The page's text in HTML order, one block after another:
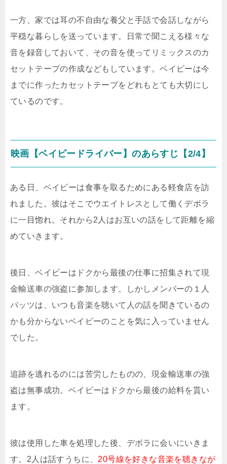
一方、家では耳の不自由な養父と手話で会話しながら
平穏な暮らしを送っています。日常で聞こえる様々な
音を録音しておいて、その音を使ってリミックスのカ
セットテープの作成などもしています。ベイビーは今
までに作ったカセットテープをどれもとても大切にし
ているのです。
映画【ベイビードライバー】のあらすじ【2/4】
ある日、ベイビーは食事を取るためにある軽食店を訪
れました。彼はそこでウエイトレスとして働くデボラ
に一目惚れ。それから2人はお互いの話をして距離を縮
めていきます。
後日、ベイビーはドクから最後の仕事に招集されて現
金輸送車の強盗に参加します。しかしメンバーの１人
バッツは、いつも音楽を聴いて人の話を聞きているの
かも分からないベイビーのことを気に入っていません
でした。
追跡を逃れるのには苦労したものの、現金輸送車の強
盗は無事成功。ベイビーはドクから最後の給料を貰い
ます。
彼は使用した車を処理した後、デボラに会いにいきま
す。2人は話すうちに、 20号線を好きな音楽を聴きなが